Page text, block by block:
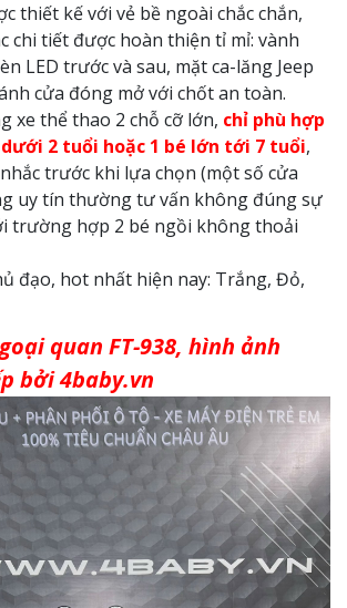
thiết kế với vẻ bề ngoài chắc chắn,
chi tiết được hoàn thiện tỉ mỉ: vành
LED trước và sau, mặt ca-lăng Jeep
cửa đóng mở với chốt an toàn.
xe thể thao 2 chỗ cỡ lớn, chỉ phù hợp
2 tuổi hoặc 1 bé lớn tới 7 tuổi,
trước khi lựa chọn (một số cửa
uy tín thường tư vấn không đúng sự
trường hợp 2 bé ngồi không thoải
đạo, hot nhất hiện nay: Trắng, Đỏ,
quan FT-938, hình ảnh
bởi 4baby.vn